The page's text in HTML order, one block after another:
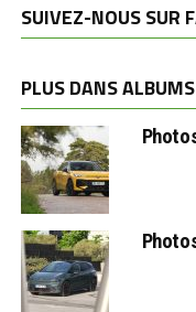
SUIVEZ-NOUS SUR
PLUS DANS